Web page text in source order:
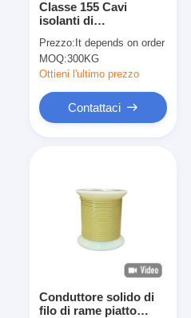
Classe 155 Cavi
isolanti di
per apparecchiature
elettriche fino a una
tensione nominale di
Prezzo: It depends on order
MOQ:300KG
Ottieni l'ultimo prezzo
Contattaci
Conduttore solido di
filo di rame piatto